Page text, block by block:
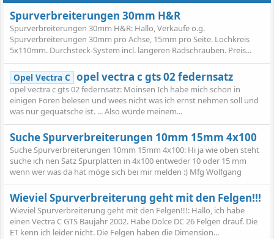
Spurverbreiterungen 30mm H&R
Spurverbreiterungen 30mm H&R: Hallo, Verkaufe o.g.
Spurverbreiterungen 30mm pro Achse, 15mm pro Seite. Lochkreis
5x110mm. Durchsteck-System incl. längeren Radschrauben. Preis...
Opel Vectra C opel vectra c gts 02 federnsatz
opel vectra c gts 02 federnsatz: Moinsen Ich habe mich schon in
einigen Foren belesen und wees nicht was ich ernst nehmen soll und
was nur gequatsche ist. ... Also würde meinem...
Suche Spurverbreiterungen 10mm 15mm 4x100
Suche Spurverbreiterungen 10mm 15mm 4x100: Hi ja wie oben steht
suche ich nen Satz Spurplatten in 4x100 entweder 10 oder 15 mm
wenn wer was da hat möge sich bei mir melden :) Mfg Wolfgang
Wieviel Spurverbreiterung geht mit den Felgen!!!
Wieviel Spurverbreiterung geht mit den Felgen!!!: Hallo, ich habe
einen Vectra C GTS Baujahr 2002. Habe Dolce DC 26 Felgen drauf. Die
ET kenn ich leider nicht. Die Felgen haben die Dimension...